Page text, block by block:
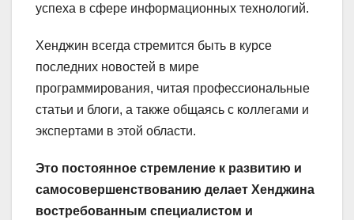
успеха в сфере информационных технологий.
Хенджин всегда стремится быть в курсе
последних новостей в мире
программирования, читая профессиональные
статьи и блоги, а также общаясь с коллегами и
экспертами в этой области.
Это постоянное стремление к развитию и
самосовершенствованию делает Хенджина
востребованным специалистом и